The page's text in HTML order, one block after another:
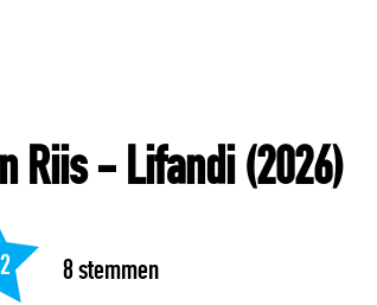
Riis- Lifandi(2026)
8stemmen